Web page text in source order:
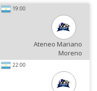
19:00
Ateneo Mariano
Moreno
22:00